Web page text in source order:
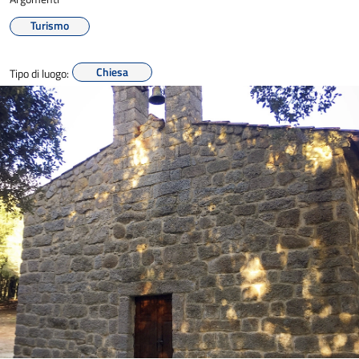
Turismo
Tipo di luogo: Chiesa